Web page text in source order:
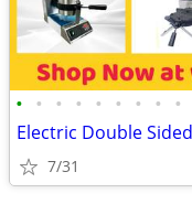
• • • • • • • • •
7/31